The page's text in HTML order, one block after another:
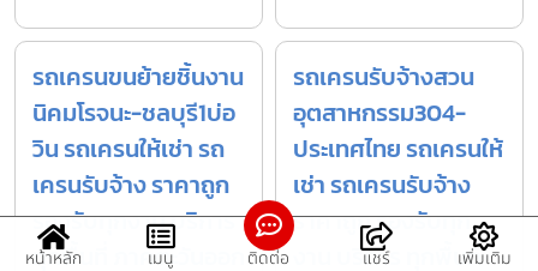
รถเครนขนย้ายชิ้นงาน
นิคมโรจนะ-ชลบุรี1บ่อ
วิน รถเครนให้เช่า รถ
เครนรับจ้าง ราคาถูก
รองรับทุกงาน บริการ
ทุกพื้นที่ ภาคตะวันออก
รถเครนรับจ้างสวน
อุตสาหกรรม304-
ประเทศไทย รถเครนให้
เช่า รถเครนรับจ้าง
ราคาถูก รองรับทุก
งาน บริการ ทุกพื้นที่
หน้าหลัก เมนู ติดต่อ แชร์ เพิ่มเติม